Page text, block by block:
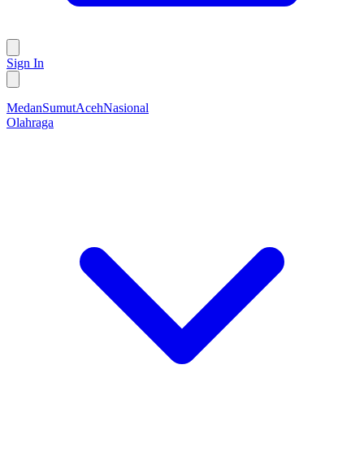
Sign In
MedanSumutAcehNasional
Olahraga